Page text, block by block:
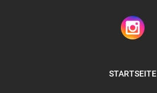
STARTSEITE